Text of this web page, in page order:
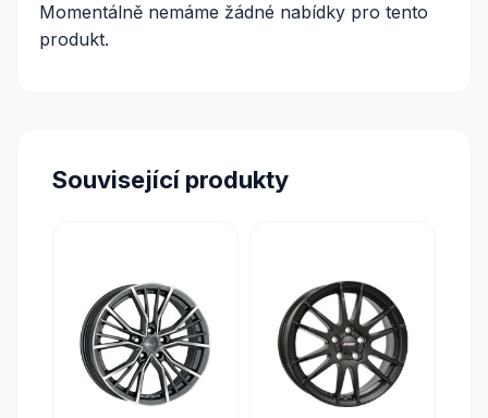
Momentálně nemáme žádné nabídky pro tento
produkt.
Související produkty